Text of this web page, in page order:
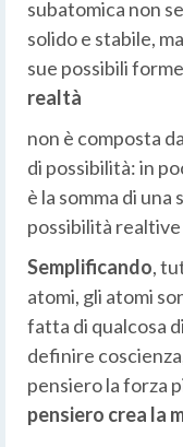
subatomica non
solido e stabile,
sue possibili
realtà
non è composta
di possibilità: in
è la somma di
possibilità
Semplificando,
atomi, gli atomi
fatta di qualcosa
definire
pensiero la forza
pensiero crea la